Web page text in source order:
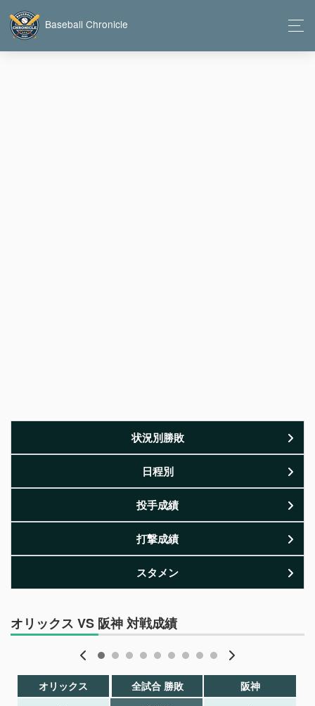
Baseball Chronicle
状況別勝敗
日程別
投手成績
打撃成績
スタメン
オリックス VS 阪神 対戦成績
オリックス 全試合 勝敗
阪神